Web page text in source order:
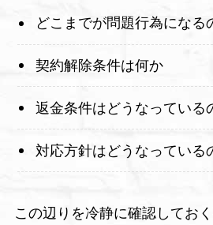
どこまでが問題行為になる
契約解除条件は何か
返金条件はどうなっている
対応方針はどうなっている
この辺りを冷静に確認してお